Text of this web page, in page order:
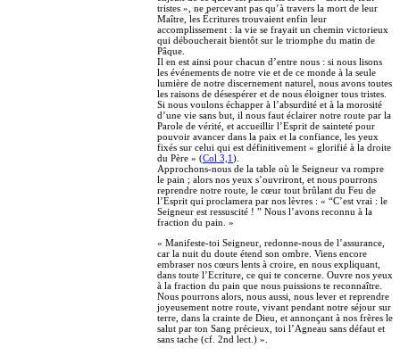
tristes », ne percevant pas qu’à travers la mort de leur
Maître, les Écritures trouvaient enfin leur
accomplissement : la vie se frayait un chemin victorieux
qui déboucherait bientôt sur le triomphe du matin de
Pâque.
Il en est ainsi pour chacun d’entre nous : si nous lisons
les événements de notre vie et de ce monde à la seule
lumière de notre discernement naturel, nous avons toutes
les raisons de désespérer et de nous éloigner tous tristes.
Si nous voulons échapper à l’absurdité et à la morosité
d’une vie sans but, il nous faut éclairer notre route par la
Parole de vérité, et accueillir l’Esprit de sainteté pour
pouvoir avancer dans la paix et la confiance, les yeux
fixés sur celui qui est définitivement « glorifié à la droite
du Père » (Col 3,1).
Approchons-nous de la table où le Seigneur va rompre
le pain ; alors nos yeux s’ouvriront, et nous pourrons
reprendre notre route, le cœur tout brûlant du Feu de
l’Esprit qui proclamera par nos lèvres : « “C’est vrai : le
Seigneur est ressuscité ! ” Nous l’avons reconnu à la
fraction du pain. »
« Manifeste-toi Seigneur, redonne-nous de l’assurance,
car la nuit du doute étend son ombre. Viens encore
embraser nos cœurs lents à croire, en nous expliquant,
dans toute l’Ecriture, ce qui te concerne. Ouvre nos yeux
à la fraction du pain que nous puissions te reconnaître.
Nous pourrons alors, nous aussi, nous lever et reprendre
joyeusement notre route, vivant pendant notre séjour sur
terre, dans la crainte de Dieu, et annonçant à nos frères le
salut par ton Sang précieux, toi l’Agneau sans défaut et
sans tache (cf. 2nd lect.) ».